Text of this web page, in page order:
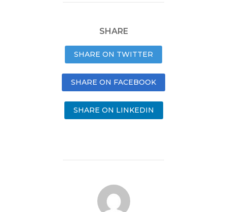
SHARE
SHARE ON TWITTER
SHARE ON FACEBOOK
SHARE ON LINKEDIN